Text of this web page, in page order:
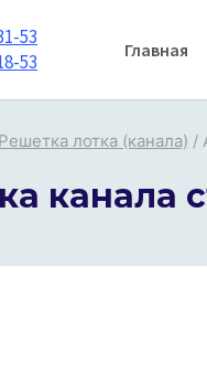
53
53
Главная
Решетка лотка (канала) /
канала